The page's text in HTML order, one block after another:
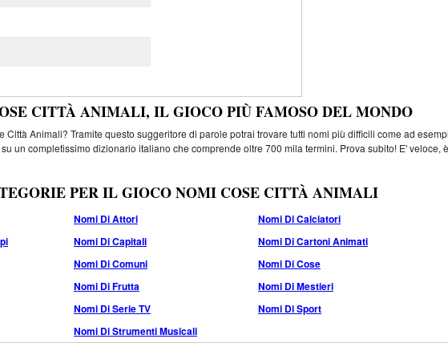
CITTÀ ANIMALI, IL GIOCO PIÙ FAMOSO DEL MONDO
Città Animali? Tramite questo suggeritore di parole potrai trovare tutti nomi più difficili come ad
un completissimo dizionario italiano che comprende oltre 700 mila termini. Prova subito! E' veloce, è
PER IL GIOCO NOMI COSE CITTÀ ANIMALI
Nomi Di Attori
Nomi Di Calciatori
Nomi Di Capitali
Nomi Di Cartoni Animati
Nomi Di Comuni
Nomi Di Cose
Nomi Di Frutta
Nomi Di Mestieri
Nomi Di Serie TV
Nomi Di Sport
Nomi Di Strumenti Musicali